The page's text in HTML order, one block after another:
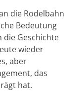
die Rodelbahn
Bedeutung
die Geschichte
wieder
aber
das
hat.